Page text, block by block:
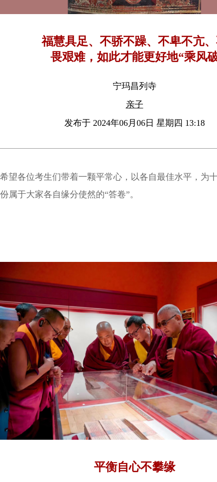
福慧具足、不骄不躁、不卑不亢
畏艰难，如此才能更好地“乘风
宁玛昌列寺
亲子
发布于 2024年06月06日 星期四 13:18
希望各位考生们带着一颗平常心，以各自最佳水平，为
份属于大家各自缘分使然的“答卷”。
平衡自心不攀缘